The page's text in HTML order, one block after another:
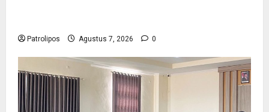
Patrolipos Agustus 7, 2026 0